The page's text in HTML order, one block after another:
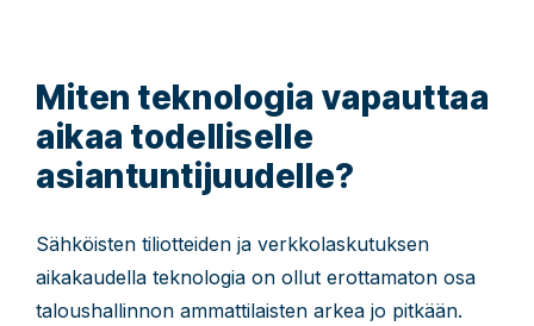
Miten teknologia vapauttaa
aikaa todelliselle
asiantuntijuudelle?
Sähköisten tiliotteiden ja verkkolaskutuksen
aikakaudella teknologia on ollut erottamaton osa
taloushallinnon ammattilaisten arkea jo pitkään.